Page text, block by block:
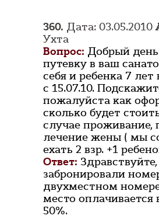
360. Дата: 03.05.2010
Ухта
Вопрос: Добрый
путевку в ваш
себя и ребенка 7
с 15.07.10.
пожалуйста как
сколько будет
случае проживание,
лечение жены ( мы
ехать 2 взр. +1
Ответ:
забронировали
двухместном
место оплачивается
50%.